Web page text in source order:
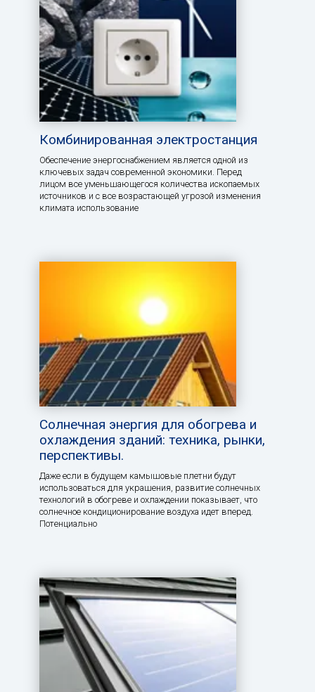
Комбинированная электростанция
Обеспечение энергоснабжением является одной из
ключевых задач современной экономики. Перед
лицом все уменьшающегося количества ископаемых
источников и с все возрастающей угрозой изменения
климата использование
Солнечная энергия для обогрева и
охлаждения зданий: техника, рынки,
перспективы.
Даже если в будущем камышовые плетни будут
использоваться для украшения, развитие солнечных
технологий в обогреве и охлаждении показывает, что
солнечное кондиционирование воздуха идет вперед.
Потенциально